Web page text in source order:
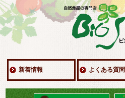
新着情報 よくある質問